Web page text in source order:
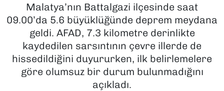
Malatya’nın Battalgazi ilçesinde saat
09.00’da 5.6 büyüklüğünde deprem meydana
geldi. AFAD, 7.3 kilometre derinlikte
kaydedilen sarsıntının çevre illerde de
hissedildiğini duyururken, ilk belirlemelere
göre olumsuz bir durum bulunmadığını
açıkladı.
POLİTİKA
SAĞLIK
SPOR